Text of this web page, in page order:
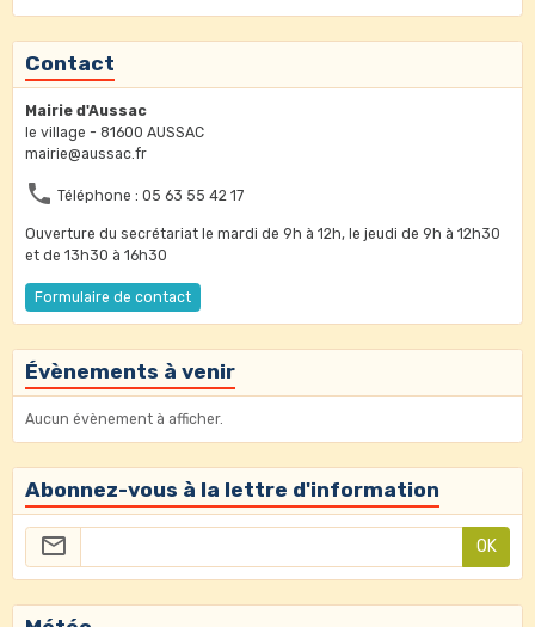
Contact
Mairie d'Aussac
le village - 81600 AUSSAC
mairie@aussac.fr
Téléphone : 05 63 55 42 17
Ouverture du secrétariat le mardi de 9h à 12h, le jeudi de 9h à 12h30
et de 13h30 à 16h30
Formulaire de contact
Évènements à venir
Aucun évènement à afficher.
Abonnez-vous à la lettre d'information
OK